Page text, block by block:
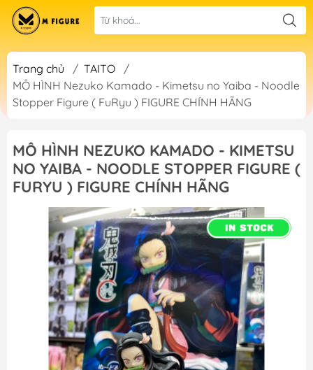
Trang chủ / TAITO
/
MÔ HÌNH Nezuko Kamado - Kimetsu no Yaiba - Noodle
Stopper Figure ( FuRyu ) FIGURE CHÍNH HÃNG
MÔ HÌNH NEZUKO KAMADO - KIMETSU
NO YAIBA - NOODLE STOPPER FIGURE (
FURYU ) FIGURE CHÍNH HÃNG